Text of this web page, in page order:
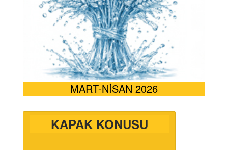
MART-NİSAN 2026
KAPAK KONUSU